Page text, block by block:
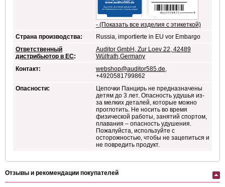
- (Показать все изделия с этикеткой)
Страна производства:
Russia, importierte in EU vor Embargo
Ответственный
дистрибьютор в ЕС:
Auditor GmbH, Zur Loev 22, 42489
Wülfrath,Germany
Контакт:
webshop@auditor585.de,
+4920581799862
Опасности:
Цепочки Панцирь не предназначены
детям до 3 лет. Опасность удушья из-
за мелких деталей, которые можно
проглотить. Не носить во время
физической работы, занятий спортом,
плавания – опасность удушения.
Пожалуйста, используйте с
осторожностью, чтобы не зацепиться и
не повредить продукт.
Отзывы и рекомендации покупателей